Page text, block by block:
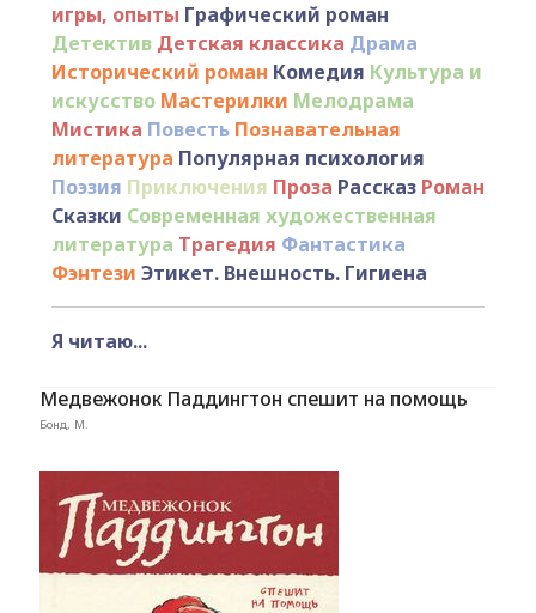
игры, опыты Графический роман
Детектив Детская классика Драма
Исторический роман Комедия Культура и
искусство Мастерилки Мелодрама
Мистика Повесть Познавательная
литература Популярная психология
Поэзия Приключения Проза Рассказ Роман
Сказки Современная художественная
литература Трагедия Фантастика
Фэнтези Этикет. Внешность. Гигиена
Я читаю...
Медвежонок Паддингтон спешит на помощь
Бонд, М.